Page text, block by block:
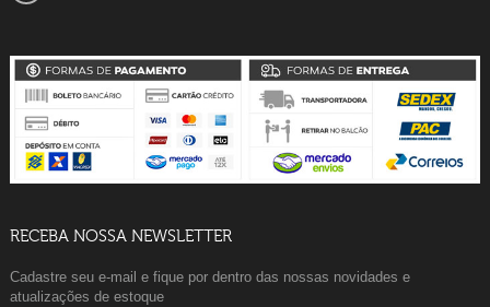
RECEBA NOSSA NEWSLETTER
Cadastre seu e-mail e fique por dentro das nossas novidades e
atualizações de estoque